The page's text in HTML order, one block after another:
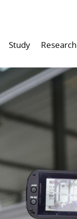
Study Research